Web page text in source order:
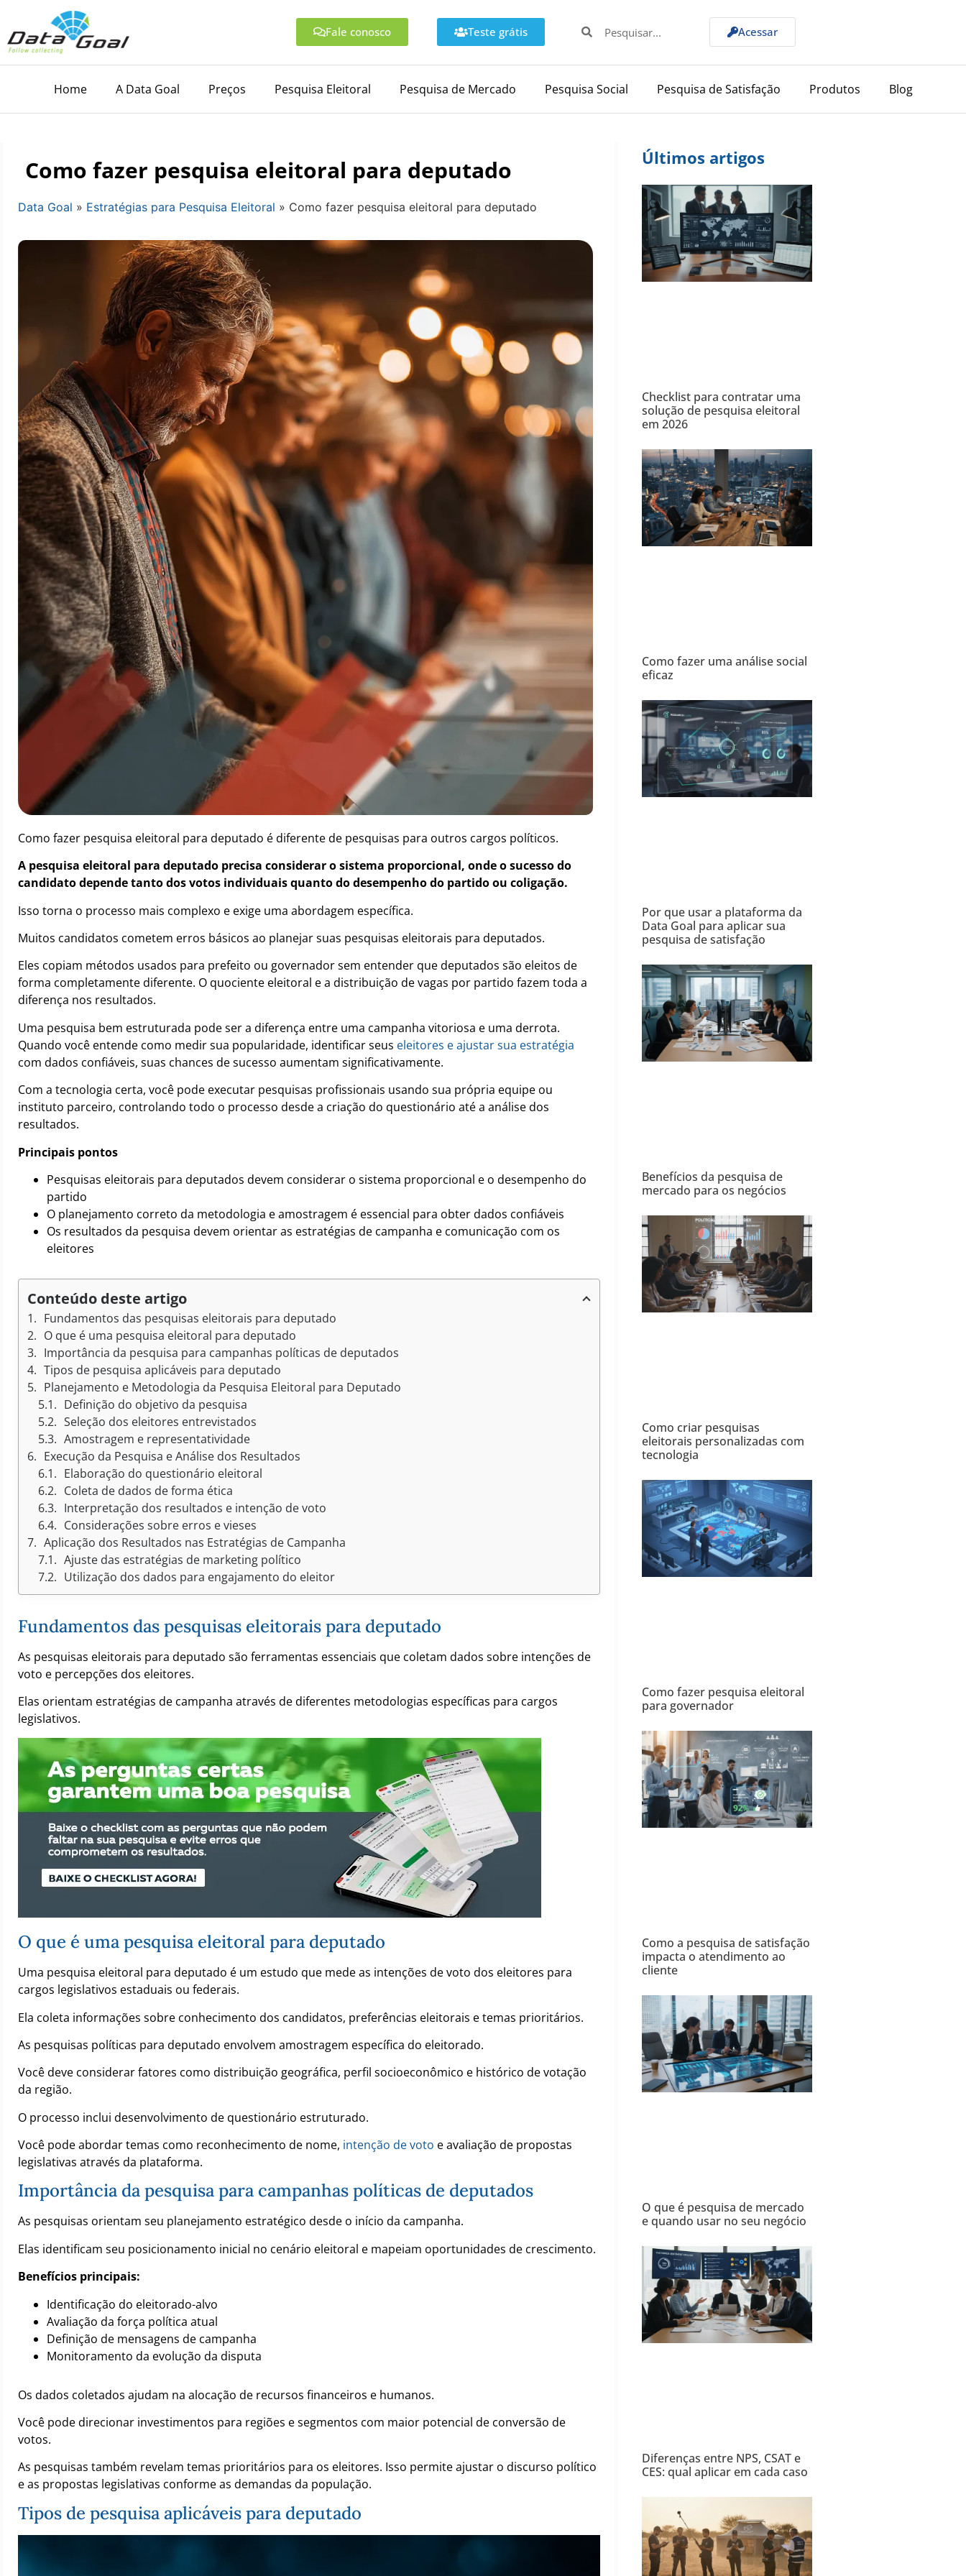
Fale conosco Teste grátis Acessar
Home A Data Goal Preços Pesquisa Eleitoral Pesquisa de Mercado Pesquisa Social Pesquisa de Satisfação Produtos Blog
Como fazer pesquisa eleitoral para deputado
Data Goal » Estratégias para Pesquisa Eleitoral » Como fazer pesquisa eleitoral para deputado
Como fazer pesquisa eleitoral para deputado é diferente de pesquisas para outros cargos políticos.
A pesquisa eleitoral para deputado precisa considerar o sistema proporcional, onde o sucesso do
candidato depende tanto dos votos individuais quanto do desempenho do partido ou coligação.
Isso torna o processo mais complexo e exige uma abordagem específica.
Muitos candidatos cometem erros básicos ao planejar suas pesquisas eleitorais para deputados.
Eles copiam métodos usados para prefeito ou governador sem entender que deputados são eleitos de
forma completamente diferente. O quociente eleitoral e a distribuição de vagas por partido fazem toda a
diferença nos resultados.
Uma pesquisa bem estruturada pode ser a diferença entre uma campanha vitoriosa e uma derrota.
Quando você entende como medir sua popularidade, identificar seus eleitores e ajustar sua estratégia
com dados confiáveis, suas chances de sucesso aumentam significativamente.
Com a tecnologia certa, você pode executar pesquisas profissionais usando sua própria equipe ou
instituto parceiro, controlando todo o processo desde a criação do questionário até a análise dos
resultados.
Principais pontos
Pesquisas eleitorais para deputados devem considerar o sistema proporcional e o desempenho do
partido
O planejamento correto da metodologia e amostragem é essencial para obter dados confiáveis
Os resultados da pesquisa devem orientar as estratégias de campanha e comunicação com os
eleitores
Conteúdo deste artigo
Fundamentos das pesquisas eleitorais para deputado
O que é uma pesquisa eleitoral para deputado
Importância da pesquisa para campanhas políticas de deputados
Tipos de pesquisa aplicáveis para deputado
Planejamento e Metodologia da Pesquisa Eleitoral para Deputado
Definição do objetivo da pesquisa
Seleção dos eleitores entrevistados
Amostragem e representatividade
Execução da Pesquisa e Análise dos Resultados
Elaboração do questionário eleitoral
Coleta de dados de forma ética
Interpretação dos resultados e intenção de voto
Considerações sobre erros e vieses
Aplicação dos Resultados nas Estratégias de Campanha
Ajuste das estratégias de marketing político
Utilização dos dados para engajamento do eleitor
Fundamentos das pesquisas eleitorais para deputado
As pesquisas eleitorais para deputado são ferramentas essenciais que coletam dados sobre intenções de
voto e percepções dos eleitores.
Elas orientam estratégias de campanha através de diferentes metodologias específicas para cargos
legislativos.
O que é uma pesquisa eleitoral para deputado
Uma pesquisa eleitoral para deputado é um estudo que mede as intenções de voto dos eleitores para
cargos legislativos estaduais ou federais.
Ela coleta informações sobre conhecimento dos candidatos, preferências eleitorais e temas prioritários.
As pesquisas políticas para deputado envolvem amostragem específica do eleitorado.
Você deve considerar fatores como distribuição geográfica, perfil socioeconômico e histórico de votação
da região.
O processo inclui desenvolvimento de questionário estruturado.
Você pode abordar temas como reconhecimento de nome, intenção de voto e avaliação de propostas
legislativas através da plataforma.
Importância da pesquisa para campanhas políticas de deputados
As pesquisas orientam seu planejamento estratégico desde o início da campanha.
Elas identificam seu posicionamento inicial no cenário eleitoral e mapeiam oportunidades de crescimento.
Benefícios principais:
Identificação do eleitorado-alvo
Avaliação da força política atual
Definição de mensagens de campanha
Monitoramento da evolução da disputa
Os dados coletados ajudam na alocação de recursos financeiros e humanos.
Você pode direcionar investimentos para regiões e segmentos com maior potencial de conversão de
votos.
As pesquisas também revelam temas prioritários para os eleitores. Isso permite ajustar o discurso político
e as propostas legislativas conforme as demandas da população.
Tipos de pesquisa aplicáveis para deputado
Últimos artigos
Checklist para contratar uma
solução de pesquisa eleitoral
em 2026
Como fazer uma análise social
eficaz
Por que usar a plataforma da
Data Goal para aplicar sua
pesquisa de satisfação
Benefícios da pesquisa de
mercado para os negócios
Como criar pesquisas
eleitorais personalizadas com
tecnologia
Como fazer pesquisa eleitoral
para governador
Como a pesquisa de satisfação
impacta o atendimento ao
cliente
O que é pesquisa de mercado
e quando usar no seu negócio
Diferenças entre NPS, CSAT e
CES: qual aplicar em cada caso